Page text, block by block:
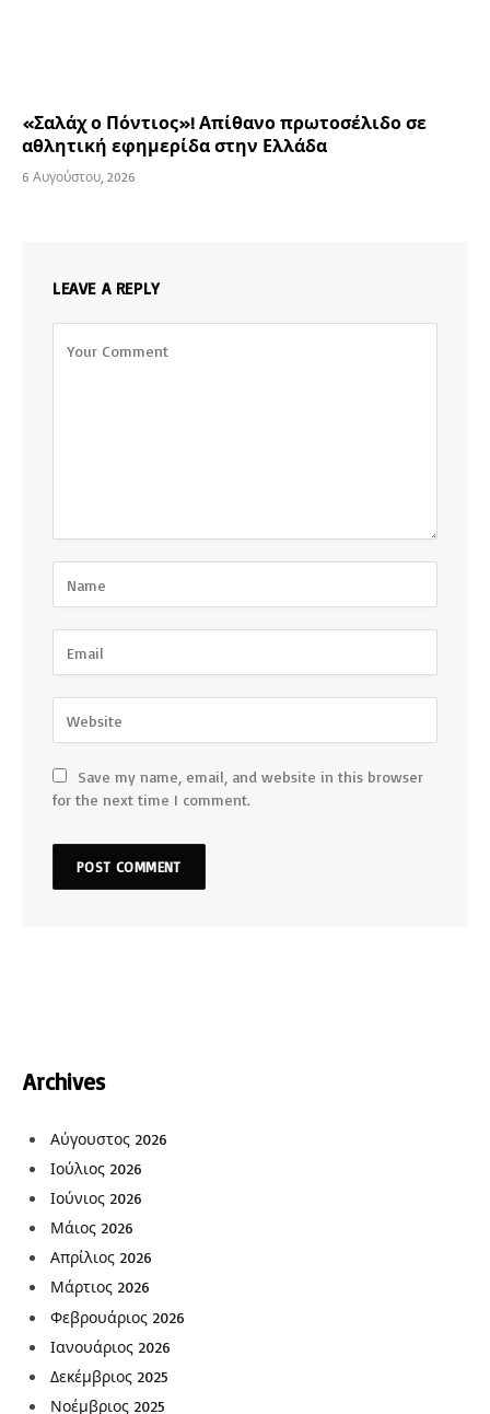
«Σαλάχ ο Πόντιος»! Απίθανο πρωτοσέλιδο σε
αθλητική εφημερίδα στην Ελλάδα
6 Αυγούστου, 2026
LEAVE A REPLY
Save my name, email, and website in this browser
for the next time I comment.
Archives
Αύγουστος 2026
Ιούλιος 2026
Ιούνιος 2026
Μάιος 2026
Απρίλιος 2026
Μάρτιος 2026
Φεβρουάριος 2026
Ιανουάριος 2026
Δεκέμβριος 2025
Νοέμβριος 2025